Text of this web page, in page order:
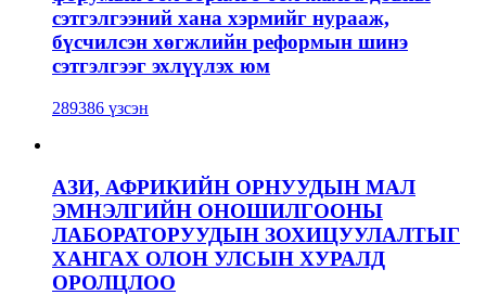
сэтгэлгээний хана хэрмийг нурааж,
бүсчилсэн хөгжлийн реформын шинэ
сэтгэлгээг эхлүүлэх юм
289386 үзсэн
АЗИ, АФРИКИЙН ОРНУУДЫН МАЛ
ЭМНЭЛГИЙН ОНОШИЛГООНЫ
ЛАБОРАТОРУУДЫН ЗОХИЦУУЛАЛТЫГ
ХАНГАХ ОЛОН УЛСЫН ХУРАЛД
ОРОЛЦЛОО